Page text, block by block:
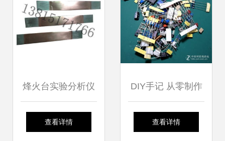
升级 匠心之作
烽火台实验分析仪
器制造 电子元器件
查看详情
DIY手记 从零制作
一块全分立元件功
查看详情